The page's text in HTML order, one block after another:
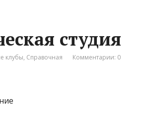
студия
клубы, Справочная Комментарии: 0